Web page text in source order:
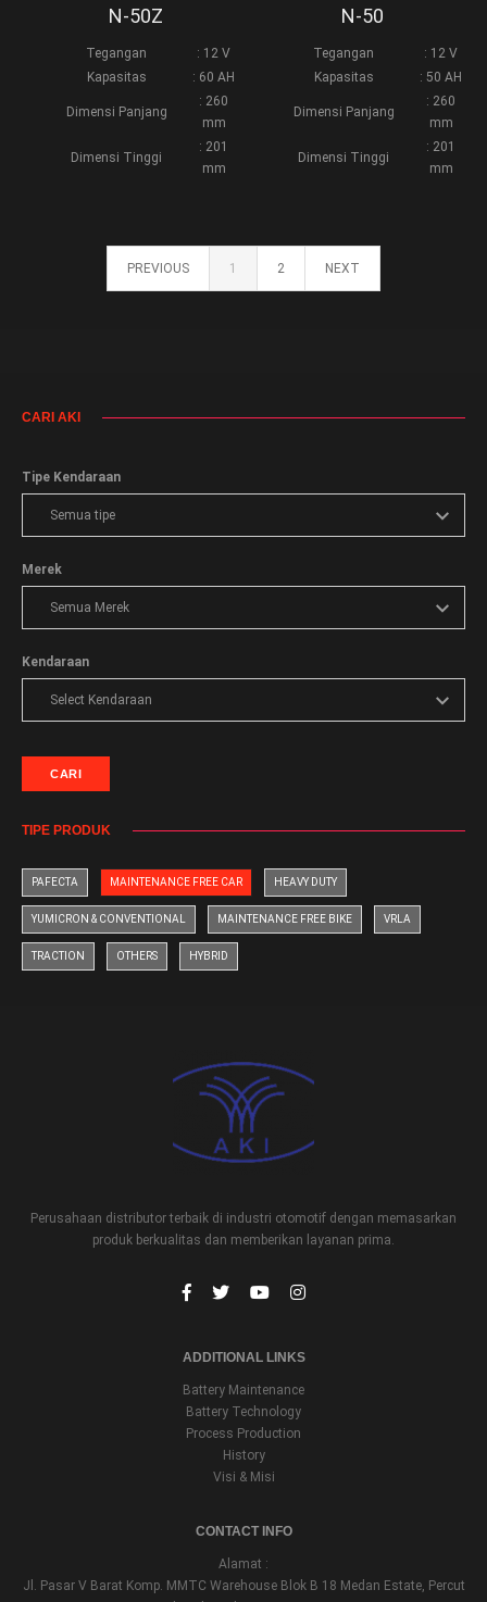
N-50Z
Tegangan
: 12 V
Kapasitas
: 60 AH
Dimensi Panjang
: 260
mm
Dimensi Tinggi
: 201
mm
N-50
Tegangan
: 12 V
Kapasitas
: 50 AH
Dimensi Panjang
: 260
mm
Dimensi Tinggi
: 201
mm
PREVIOUS 1 2 NEXT
CARI AKI
Tipe Kendaraan
Merek
Kendaraan
CARI
TIPE PRODUK
PAFECTA MAINTENANCE FREE CAR HEAVY DUTY
YUMICRON & CONVENTIONAL MAINTENANCE FREE BIKE VRLA
TRACTION OTHERS HYBRID
Perusahaan distributor terbaik di industri otomotif dengan memasarkan
produk berkualitas dan memberikan layanan prima.
ADDITIONAL LINKS
Battery Maintenance
Battery Technology
Process Production
History
Visi & Misi
CONTACT INFO
Alamat :
Jl. Pasar V Barat Komp. MMTC Warehouse Blok B 18 Medan Estate, Percut